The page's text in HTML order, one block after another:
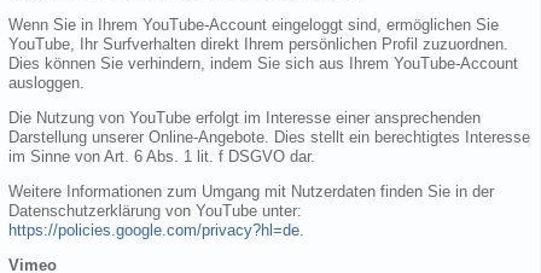
Wenn Sie in Ihrem YouTube-Account eingeloggt sind, ermöglichen Sie
YouTube, Ihr Surfverhalten direkt Ihrem persönlichen Profil zuzuordnen.
Dies können Sie verhindern, indem Sie sich aus Ihrem YouTube-Account
ausloggen.
Die Nutzung von YouTube erfolgt im Interesse einer ansprechenden
Darstellung unserer Online-Angebote. Dies stellt ein berechtigtes Interesse
im Sinne von Art. 6 Abs. 1 lit. f DSGVO dar.
Weitere Informationen zum Umgang mit Nutzerdaten finden Sie in der
Datenschutzerklärung von YouTube unter:
https://policies.google.com/privacy?hl=de
Vimeo